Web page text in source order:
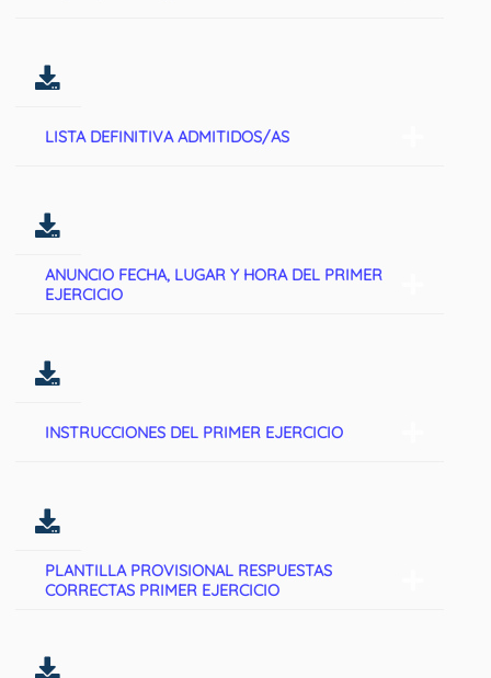
LISTA DEFINITIVA ADMITIDOS/AS
ANUNCIO FECHA, LUGAR Y HORA DEL PRIMER
EJERCICIO
INSTRUCCIONES DEL PRIMER EJERCICIO
PLANTILLA PROVISIONAL RESPUESTAS
CORRECTAS PRIMER EJERCICIO